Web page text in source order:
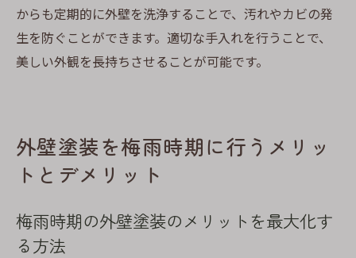
からも定期的に外壁を洗浄することで、汚れやカビの発
生を防ぐことができます。適切な手入れを行うことで、
美しい外観を長持ちさせることが可能です。
外壁塗装を梅雨時期に行うメリッ
トとデメリット
梅雨時期の外壁塗装のメリットを最大化す
る方法